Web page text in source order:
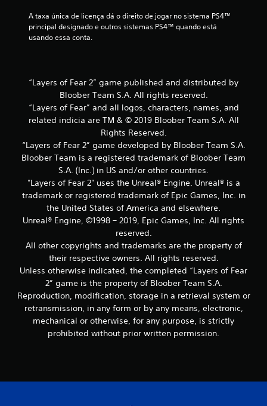
ç
s
A taxa única de licença dá o direito de jogar no sistema PS4™
principal designado e outros sistemas PS4™ quando está
usando essa conta.
“Layers of Fear 2” game published and distributed by
Bloober Team S.A. All rights reserved.
“Layers of Fear” and all logos, characters, names, and
related indicia are TM & © 2019 Bloober Team S.A. All
Rights Reserved.
“Layers of Fear 2” game developed by Bloober Team S.A.
Bloober Team is a registered trademark of Bloober Team
S.A. (Inc.) in US and/or other countries.
"Layers of Fear 2" uses the Unreal® Engine. Unreal® is a
trademark or registered trademark of Epic Games, Inc. in
the United States of America and elsewhere.
Unreal® Engine, ©1998 – 2019, Epic Games, Inc. All rights
reserved.
All other copyrights and trademarks are the property of
their respective owners. All rights reserved.
Unless otherwise indicated, the completed “Layers of Fear
2” game is the property of Bloober Team S.A.
Reproduction, modification, storage in a retrieval system or
retransmission, in any form or by any means, electronic,
mechanical or otherwise, for any purpose, is strictly
prohibited without prior written permission.